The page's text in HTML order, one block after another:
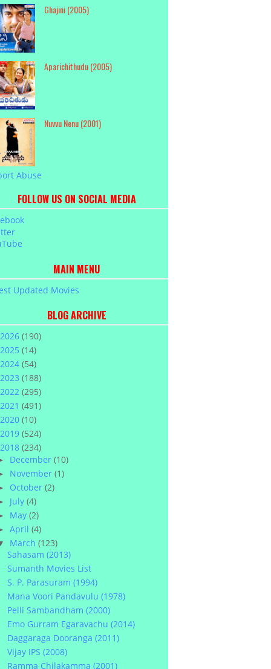
Ghajini (2005)
Aparichithudu (2005)
Nuvvu Nenu (2001)
Abuse
FOLLOW US ON SOCIAL MEDIA
MAIN MENU
Updated Movies
BLOG ARCHIVE
2026 (190)
2025 (14)
2024 (54)
2023 (188)
2022 (295)
2021 (491)
2020 (10)
2019 (524)
2018 (234)
December(10)
November(1)
October(2)
July(4)
May(2)
April(4)
March(123)
Sahasam (2013)
Sumanth Movies List
S. P. Parasuram (1994)
Mana Voori Pandavulu (1978)
Pelli Sambandham (2000)
Emo Gurram Egaravachu (2014)
Daggaraga Dooranga (2011)
Vijay IPS (2008)
Ramma Chilakamma (2001)